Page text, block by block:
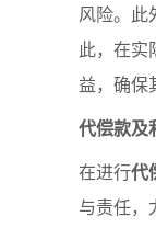
风险。此
此，在实
益，确保
代偿款及
在进行代
与责任，